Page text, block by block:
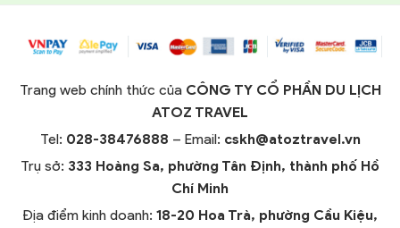
Trang web chính thức của CÔNG TY CỔ PHẦN DU LỊCH
ATOZ TRAVEL
Tel: 028-38476888 – Email: cskh@atoztravel.vn
Trụ sở: 333 Hoàng Sa, phường Tân Định, thành phố Hồ
Chí Minh
Địa điểm kinh doanh: 18-20 Hoa Trà, phường Cầu Kiệu,